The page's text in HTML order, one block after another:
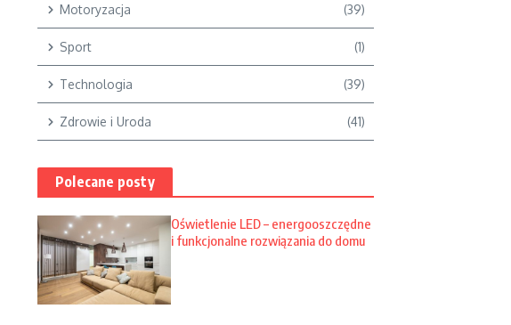
Motoryzacja (39)
Sport (1)
Technologia (39)
Zdrowie i Uroda (41)
Polecane posty
Oświetlenie LED – energooszczędne
i funkcjonalne rozwiązania do domu